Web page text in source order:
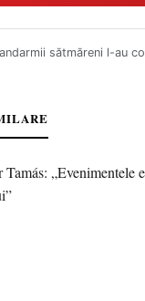
sătmăreni l-au